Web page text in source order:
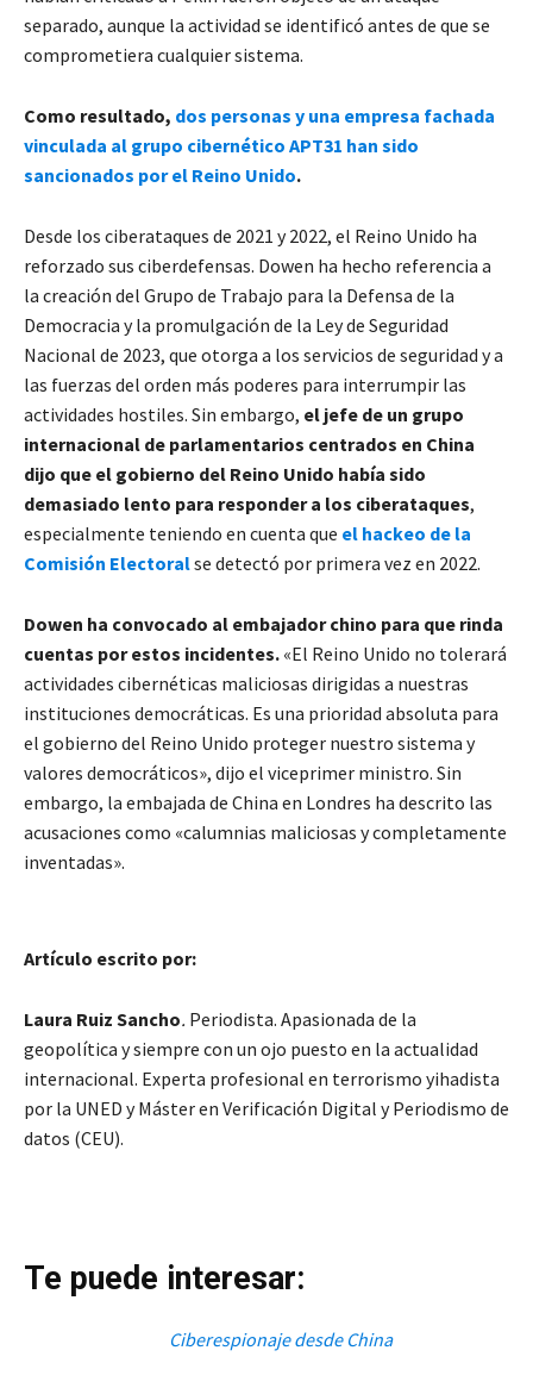
separado, aunque la actividad se identificó antes de que se
comprometiera cualquier sistema.
Como resultado, dos personas y una empresa fachada
vinculada al grupo cibernético APT31 han sido
sancionados por el Reino Unido.
Desde los ciberataques de 2021 y 2022, el Reino Unido ha
reforzado sus ciberdefensas. Dowen ha hecho referencia a
la creación del Grupo de Trabajo para la Defensa de la
Democracia y la promulgación de la Ley de Seguridad
Nacional de 2023, que otorga a los servicios de seguridad y a
las fuerzas del orden más poderes para interrumpir las
actividades hostiles. Sin embargo, el jefe de un grupo
internacional de parlamentarios centrados en China
dijo que el gobierno del Reino Unido había sido
demasiado lento para responder a los ciberataques,
especialmente teniendo en cuenta que el hackeo de la
Comisión Electoralse detectó por primera vez en 2022.
Dowen ha convocado al embajador chino para que rinda
cuentas por estos incidentes. «El Reino Unido no tolerará
actividades cibernéticas maliciosas dirigidas a nuestras
instituciones democráticas. Es una prioridad absoluta para
el gobierno del Reino Unido proteger nuestro sistema y
valores democráticos», dijo el viceprimer ministro. Sin
embargo, la embajada de China en Londres ha descrito las
acusaciones como «calumnias maliciosas y completamente
inventadas».
Artículo escrito por:
Laura Ruiz Sancho. Periodista. Apasionada de la
geopolítica y siempre con un ojo puesto en la actualidad
internacional. Experta profesional en terrorismo yihadista
por la UNED y Máster en Verificación Digital y Periodismo de
datos (CEU).
Te puede interesar:
Ciberespionaje desde China